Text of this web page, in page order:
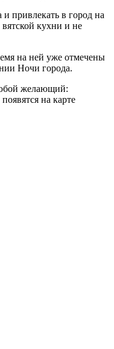
привлекать в город на
кухни и не
на ней уже отмечены
Ночи города.
желающий:
на карте